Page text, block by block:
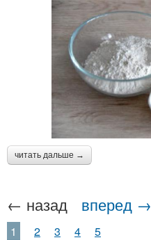
читать дальше →
← назад вперед →
1 2 3 4 5